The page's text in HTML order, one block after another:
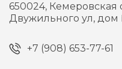
650024, Кемеровская
Двужильного ул, дом
+7 (908) 653-77-61